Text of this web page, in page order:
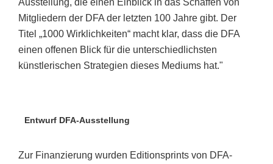
Ausstellung, die einen Einblick in das Schaffen von
Mitgliedern der DFA der letzten 100 Jahre gibt. Der
Titel „1000 Wirklichkeiten“ macht klar, dass die DFA
einen offenen Blick für die unterschiedlichsten
künstlerischen Strategien dieses Mediums hat."
Entwurf DFA-Ausstellung
Zur Finanzierung wurden Editionsprints von DFA-